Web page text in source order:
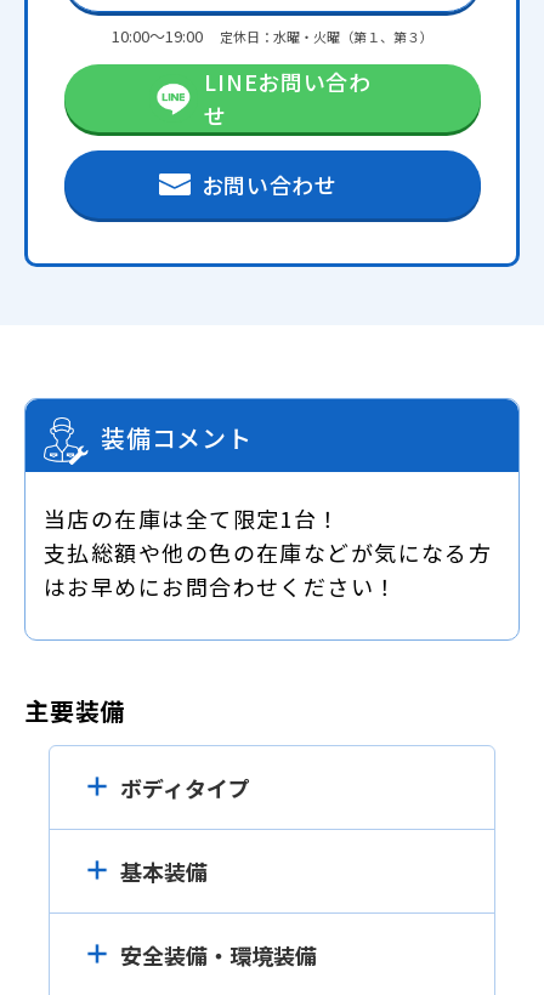
10:00～19:00 定休日：水曜・火曜（第１、第３）
LINEお問い合わ
せ
お問い合わせ
装備コメント
当店の在庫は全て限定1台！
支払総額や他の色の在庫などが気になる方
はお早めにお問合わせください！
主要装備
ボディタイプ
基本装備
安全装備・環境装備